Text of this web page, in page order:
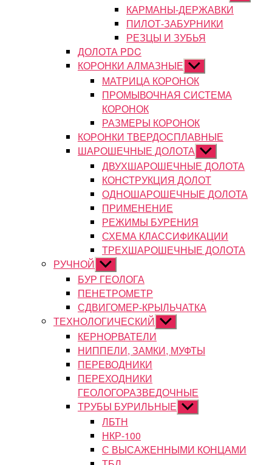
подменю
КАРМАНЫ-ДЕРЖАВКИ
ПИЛОТ-ЗАБУРНИКИ
РЕЗЦЫ И ЗУБЬЯ
ДОЛОТА PDC
КОРОНКИ АЛМАЗНЫЕ Показывать
подменю
МАТРИЦА КОРОНОК
ПРОМЫВОЧНАЯ СИСТЕМА
КОРОНОК
РАЗМЕРЫ КОРОНОК
КОРОНКИ ТВЕРДОСПЛАВНЫЕ
ШАРОШЕЧНЫЕ ДОЛОТА Показывать
подменю
ДВУХШАРОШЕЧНЫЕ ДОЛОТА
КОНСТРУКЦИЯ ДОЛОТ
ОДНОШАРОШЕЧНЫЕ ДОЛОТА
ПРИМЕНЕНИЕ
РЕЖИМЫ БУРЕНИЯ
СХЕМА КЛАССИФИКАЦИИ
ТРЕХШАРОШЕЧНЫЕ ДОЛОТА
РУЧНОЙ Показывать
подменю
БУР ГЕОЛОГА
ПЕНЕТРОМЕТР
СДВИГОМЕР-КРЫЛЬЧАТКА
ТЕХНОЛОГИЧЕСКИЙ Показывать
подменю
КЕРНОРВАТЕЛИ
НИППЕЛИ, ЗАМКИ, МУФТЫ
ПЕРЕВОДНИКИ
ПЕРЕХОДНИКИ
ГЕОЛОГОРАЗВЕДОЧНЫЕ
ТРУБЫ БУРИЛЬНЫЕ Показывать
подменю
ЛБТН
НКР-100
С ВЫСАЖЕННЫМИ КОНЦАМИ